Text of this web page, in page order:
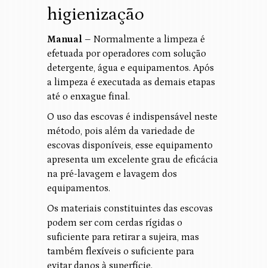
higienização
Manual – Normalmente a limpeza é
efetuada por operadores com solução
detergente, água e equipamentos. Após
a limpeza é executada as demais etapas
até o enxague final.
O uso das escovas é indispensável neste
método, pois além da variedade de
escovas disponíveis, esse equipamento
apresenta um excelente grau de eficácia
na pré-lavagem e lavagem dos
equipamentos.
Os materiais constituintes das escovas
podem ser com cerdas rígidas o
suficiente para retirar a sujeira, mas
também flexíveis o suficiente para
evitar danos à superfície.